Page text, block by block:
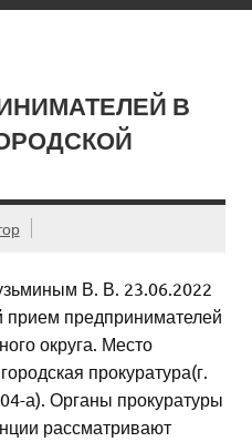
В
В. В. 23.06.2022
прием предпринимателей
округа. Место
прокуратура(г.
а). Органы прокуратуры
рассматривают